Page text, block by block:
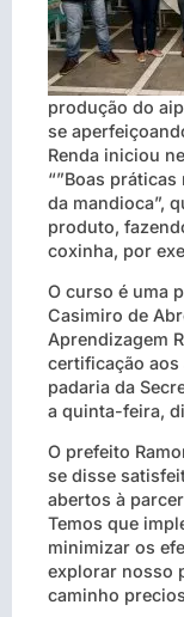
produção do
se
Renda iniciou
“”Boas
da mandioca”,
produto,
coxinha, por
O curso é uma
Casimiro de
Aprendizagem
certificação aos
padaria da
a quinta-feira,
O prefeito
se disse
abertos à
Temos que
minimizar os
explorar nosso
caminho